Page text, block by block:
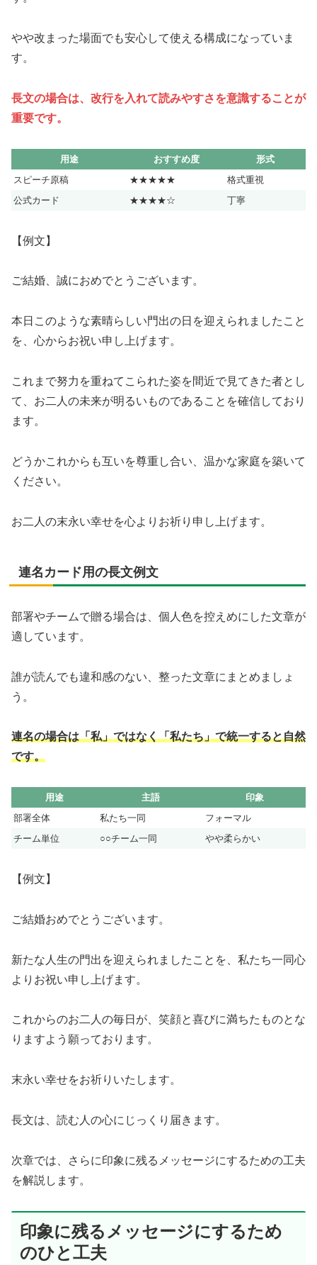
やや改まった場面でも安心して使える構成になっていま
す。
長文の場合は、改行を入れて読みやすさを意識することが
重要です。
用途 おすすめ度
形式
スピーチ原稿
★★★★★
格式重視
公式カード
★★★★☆ 丁寧
【例文】
ご結婚、誠におめでとうございます。
本日このような素晴らしい門出の日を迎えられましたこと
を、心からお祝い申し上げます。
これまで努力を重ねてこられた姿を間近で見てきた者とし
て、お二人の未来が明るいものであることを確信しており
ます。
どうかこれからも互いを尊重し合い、温かな家庭を築いて
ください。
お二人の末永い幸せを心よりお祈り申し上げます。
連名カード用の長文例文
部署やチームで贈る場合は、個人色を控えめにした文章が
適しています。
誰が読んでも違和感のない、整った文章にまとめましょ
う。
連名の場合は「私」ではなく「私たち」で統一すると自然
です。
用途 主語
印象
部署全体
私たち一同
フォーマル
チーム単位
○○チーム一同 やや柔らかい
【例文】
ご結婚おめでとうございます。
新たな人生の門出を迎えられましたことを、私たち一同心
よりお祝い申し上げます。
これからのお二人の毎日が、笑顔と喜びに満ちたものとな
りますよう願っております。
末永い幸せをお祈りいたします。
長文は、読む人の心にじっくり届きます。
次章では、さらに印象に残るメッセージにするための工夫
を解説します。
印象に残るメッセージにするため
のひと工夫